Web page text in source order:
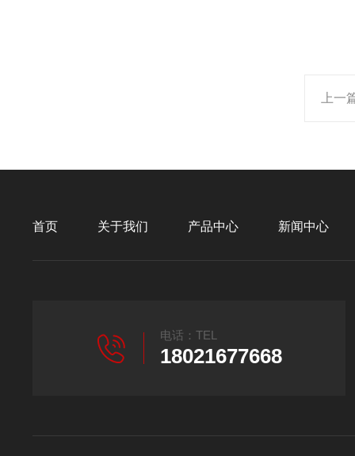
上一
首页 关于我们 产品中心 新闻中心
电话：TEL
18021677668